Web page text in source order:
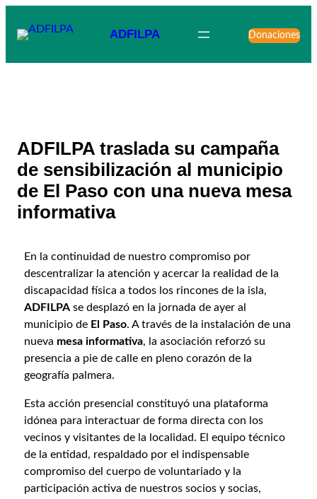
ADFILPA Donaciones
ADFILPA traslada su campaña
de sensibilización al municipio
de El Paso con una nueva mesa
informativa
En la continuidad de nuestro compromiso por
descentralizar la atención y acercar la realidad de la
discapacidad física a todos los rincones de la isla,
ADFILPA se desplazó en la jornada de ayer al
municipio de El Paso. A través de la instalación de una
nueva mesa informativa, la asociación reforzó su
presencia a pie de calle en pleno corazón de la
geografía palmera.
Esta acción presencial constituyó una plataforma
idónea para interactuar de forma directa con los
vecinos y visitantes de la localidad. El equipo técnico
de la entidad, respaldado por el indispensable
compromiso del cuerpo de voluntariado y la
participación activa de nuestros socios y socias,